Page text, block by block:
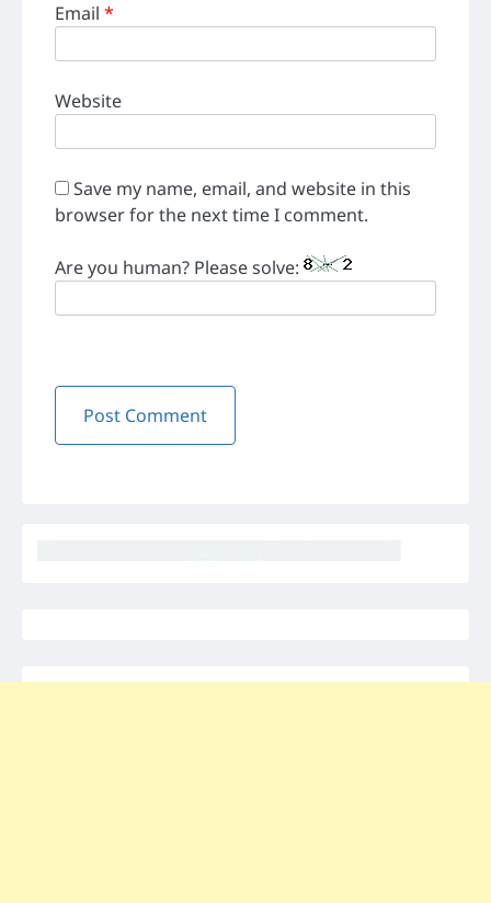
Email *
Website
Save my name, email, and website in this
browser for the next time I comment.
Are you human? Please solve: